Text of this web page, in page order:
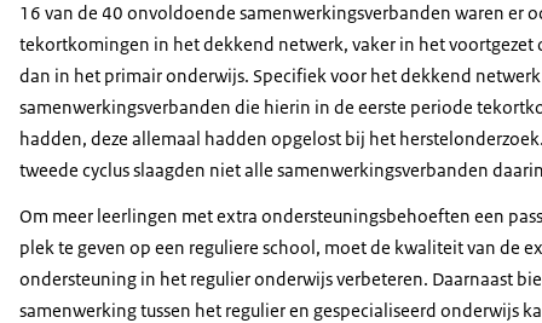
16 van de 40 onvoldoende samenwerkingsverbanden waren er
tekortkomingen in het dekkend netwerk, vaker in het voortgezet
dan in het primair onderwijs. Specifiek voor het dekkend
samenwerkingsverbanden die hierin in de eerste periode
hadden, deze allemaal hadden opgelost bij het
tweede cyclus slaagden niet alle samenwerkingsverbanden
Om meer leerlingen met extra ondersteuningsbehoeften een
plek te geven op een reguliere school, moet de kwaliteit van de
ondersteuning in het regulier onderwijs verbeteren. Daarnaast
samenwerking tussen het regulier en gespecialiseerd onderwijs